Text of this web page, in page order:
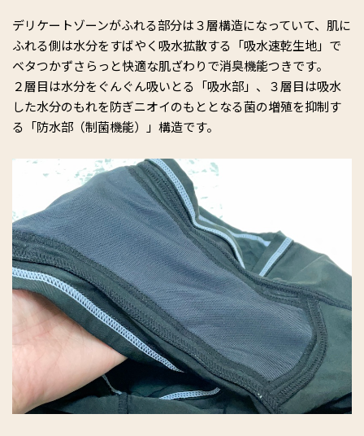
デリケートゾーンがふれる部分は３層構造になっていて、肌に
ふれる側は水分をすばやく吸水拡散する「吸水速乾生地」で
ベタつかずさらっと快適な肌ざわりで消臭機能つきです。
２層目は水分をぐんぐん吸いとる「吸水部」、３層目は吸水
した水分のもれを防ぎニオイのもととなる菌の増殖を抑制す
る「防水部（制菌機能）」構造です。